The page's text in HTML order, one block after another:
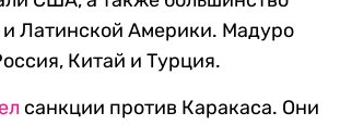
Латинской Америки. Мадуро
Китай и Турция.
санкции против Каракаса. Они